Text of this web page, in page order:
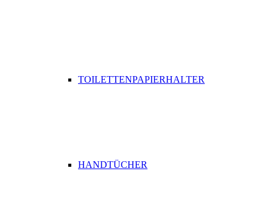
TOILETTENPAPIERHALTER
HANDTÜCHER